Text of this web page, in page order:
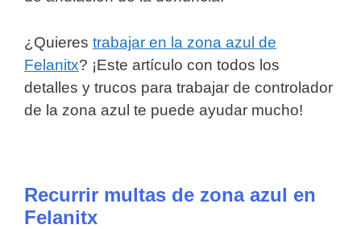
¿Quieres trabajar en la zona azul de
Felanitx? ¡Este artículo con todos los
detalles y trucos para trabajar de controlador
de la zona azul te puede ayudar mucho!
Recurrir multas de zona azul en
Felanitx